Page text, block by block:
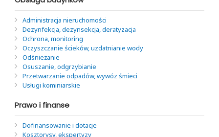
Administracja nieruchomości
Dezynfekcja, dezynsekcja, deratyzacja
Ochrona, monitoring
Oczyszczanie ścieków, uzdatnianie wody
Odśnieżanie
Osuszanie, odgrzybianie
Przetwarzanie odpadów, wywóz śmieci
Usługi kominiarskie
Prawo i finanse
Dofinansowanie i dotacje
Kosztorysy, ekspertyzy